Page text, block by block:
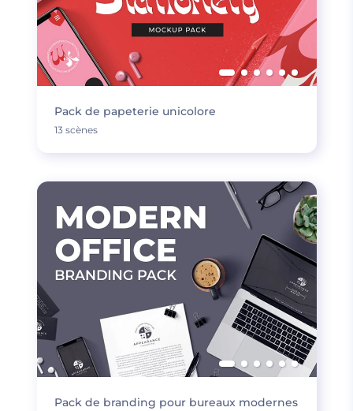
Pack de papeterie unicolore
13 scènes
Pack de branding pour bureaux modernes